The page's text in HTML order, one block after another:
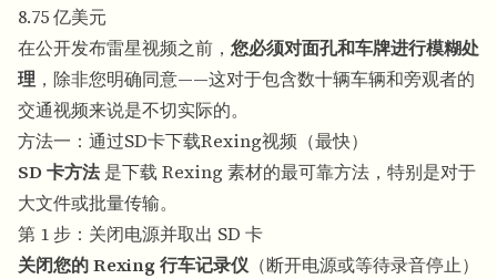
8.75 亿美元
在公开发布雷星视频之前， 您必须对面孔和车牌进行模糊处
理 ，除非您明确同意——这对于包含数十辆车辆和旁观者的
交通视频来说是不切实际的。
方法一：通过SD卡下载Rexing视频（最快）
SD 卡方法是下载 Rexing 素材的最可靠方法，特别是对于
大文件或批量传输。
第 1 步：关闭电源并取出 SD 卡
关闭您的 Rexing 行车记录仪 （断开电源或等待录音停止）